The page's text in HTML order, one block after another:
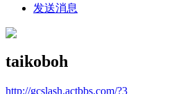
发送消息
taikoboh
http://gcslash.actbbs.com/?3